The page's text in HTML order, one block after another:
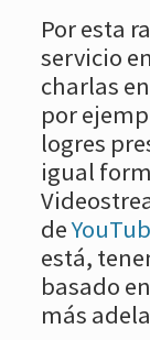
Por esta
servicio
charlas
por
logres
igual
de
está,
basado
más